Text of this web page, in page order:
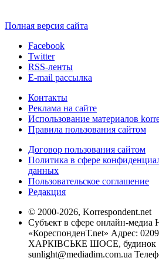
Полная версия сайта
Facebook
Twitter
RSS-ленты
E-mail рассылка
Контакты
Реклама на сайте
Использование материалов
Правила пользования сайтом
Договор пользования сайтом
Политика в сфере
данных
Пользовательское соглашение
Редакция
© 2000-2026, Korrespondent.net
Субъект в сфере онлайн-медиа
«КореспонденТ.net» Адрес:
ХАРКІВСЬКЕ ШОСЕ, будинок
sunlight@mediadim.com.ua